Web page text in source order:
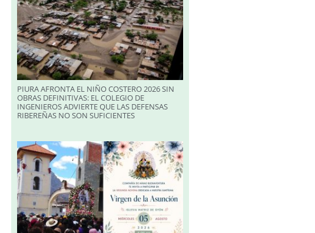
PIURA AFRONTA EL NIÑO COSTERO 2026 SIN
OBRAS DEFINITIVAS: EL COLEGIO DE
INGENIEROS ADVIERTE QUE LAS DEFENSAS
RIBEREÑAS NO SON SUFICIENTES